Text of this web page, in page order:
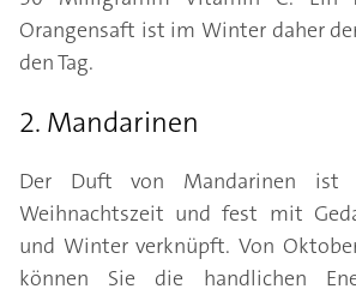
Orangensaft ist im Winter daher
den Tag.
2. Mandarinen
Der Duft von Mandarinen
Weihnachtszeit und fest mit
und Winter verknüpft. Von
können Sie die handlichen